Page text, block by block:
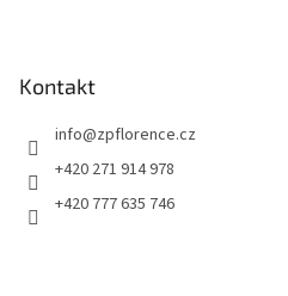
Kontakt
info@zpflorence.cz
+420 271 914 978
+420 777 635 746